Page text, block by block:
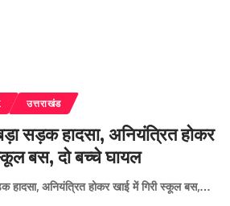
उत्तराखंड
सड़क हादसा, अनियंत्रित होकर
बस, दो बच्चे घायल
हादसा, अनियंत्रित होकर खाई में गिरी स्कूल बस,…